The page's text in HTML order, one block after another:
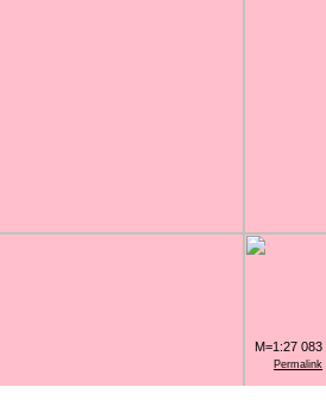
Permalink
M=1:27 083